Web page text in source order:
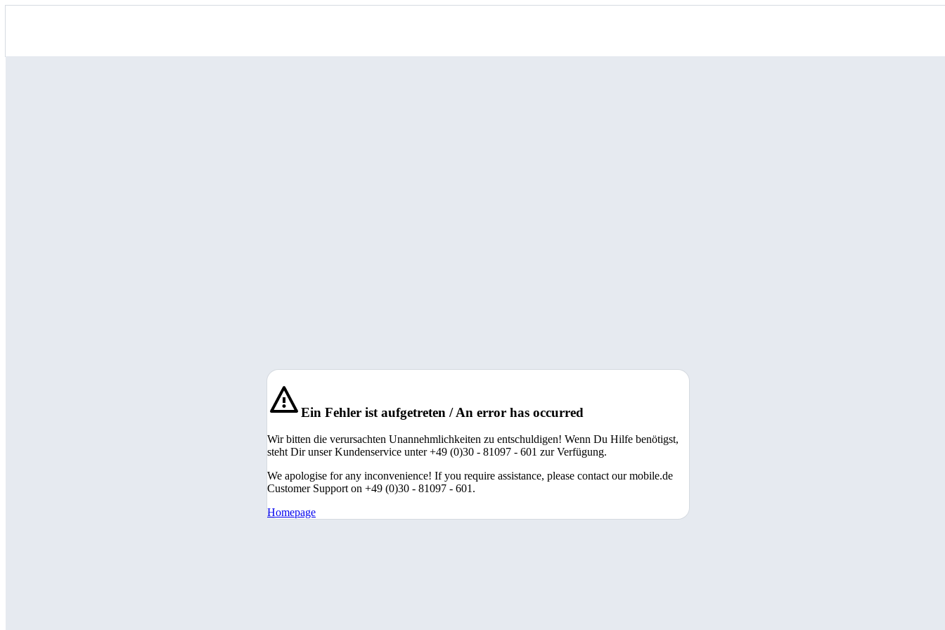
Ein Fehler ist aufgetreten / An error has occurred
Wir bitten die verursachten Unannehmlichkeiten zu entschuldigen! Wenn Du Hilfe benötigst,
steht Dir unser Kundenservice unter +49 (0)30 - 81097 - 601 zur Verfügung.
We apologise for any inconvenience! If you require assistance, please contact our mobile.de
Customer Support on +49 (0)30 - 81097 - 601.
Homepage